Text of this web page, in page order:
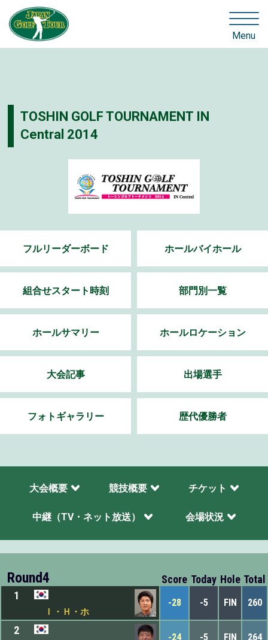
Menu
TOSHIN GOLF TOURNAMENT IN
Central 2014
フルリーダーボード ホールバイホール
組合せスタート時刻 部門別一覧
ホールサマリー ホールロケーション
大会記事 出場選手
フォトギャラリー 歴代優勝者
大会概要 競技概要 チケット
中継（TV・ネット放送） 会場状況
Round4 Score Today Hole Total
1
Ｉ・Ｈ・ホ
-28 -5 FIN 260
2
-24 -5 FIN 264